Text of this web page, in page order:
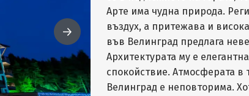
Арте има чудна природа.
въздух, а притежава и
във Велинград предлага
Архитектурата му е
спокойствие. Атмосферата
Велинград е неповторима.